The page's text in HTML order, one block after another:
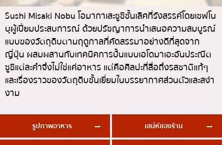
ไก่ย่างเสียบไม้สไตล์ญี่ปุ่น
โซบะ/อุด้ง
ขนมหวานญี่ปุ่น
เทมปุระ
โอมากาเสะ
ซาชิมิ/อาหารทะเล
อาหารตะวันตกสไตล์ญี่ปุ่น
พร้อมพงษ์
อโศก
อารีย์
สีลม
สาทร
พระราม 9
รัชดา
Sushi Misaki Nobu โอมากาเสะซูชิชั้นเลิศที่รังสรรค์โดยเชฟโน
บุผู้เปี่ยมประสบการณ์ ด้วยปรัชญาการนำเสนอความสมบูรณ์
แบบของวัตถุดิบตามฤดูกาลที่คัดสรรมาอย่างดีที่สุดจาก
ญี่ปุ่น ผสมผสานกับเทคนิคการปั้นแบบเอโดมาเอะอันประณีต
ซูชิแต่ละคำจึงไม่ใช่แค่อาหาร แต่คือศิลปะที่สื่อถึงรสชาติแท้ๆ
และเรื่องราวของวัตถุดิบชั้นเยี่ยมในบรรยากาศส่วนตัวและสง่า
งาม
รูปภาพอาหาร เสน่ห์ของร้าน